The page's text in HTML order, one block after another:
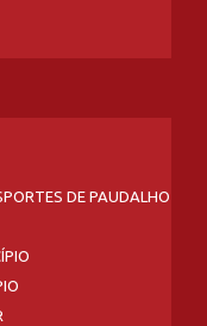
DE PAUDALHO